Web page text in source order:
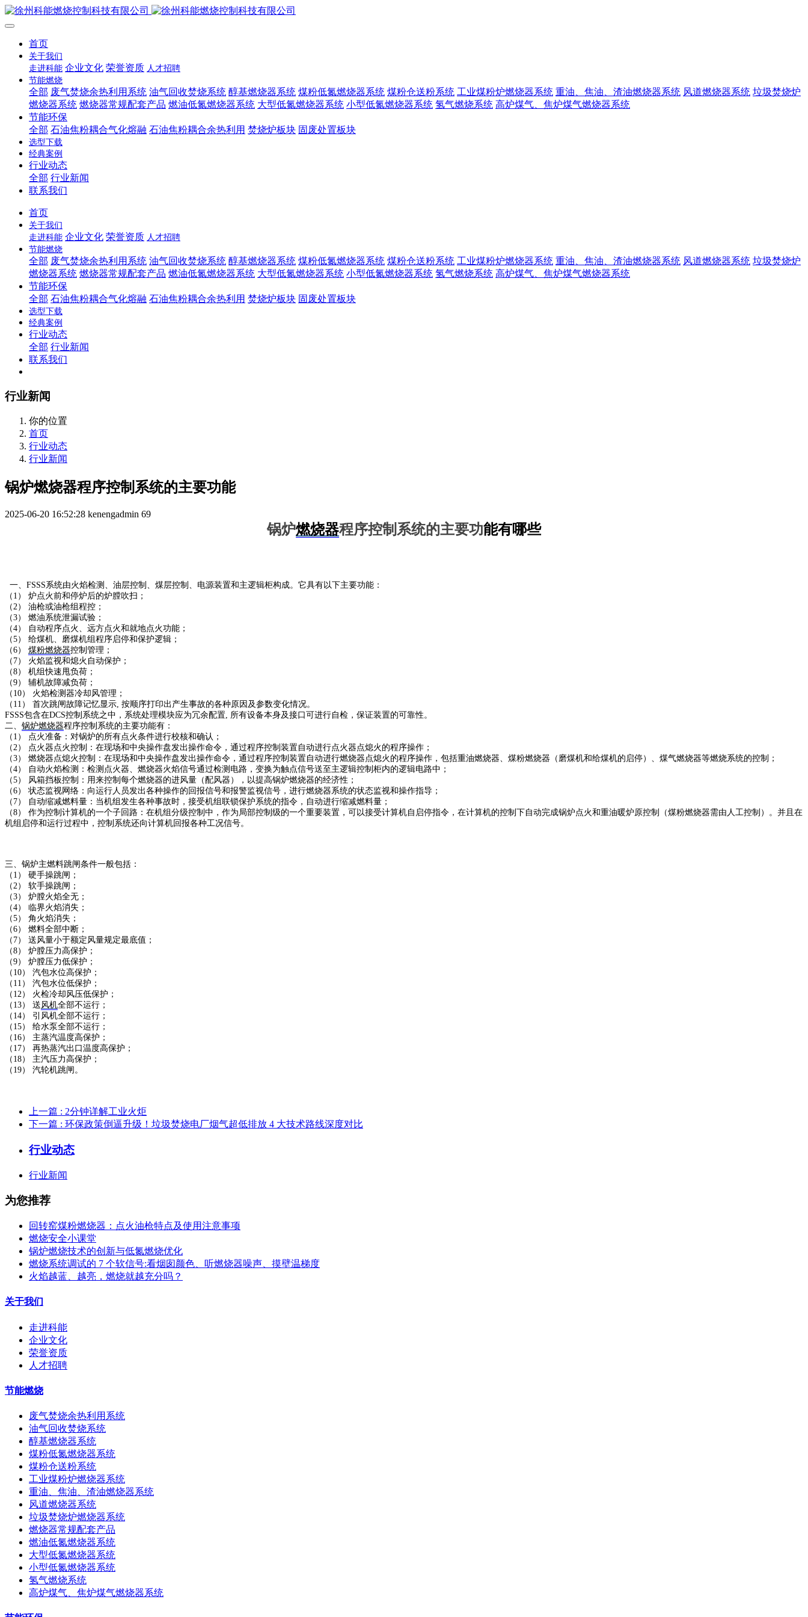
首页
关于我们
走进科能 企业文化 荣誉资质 人才招聘
节能燃烧
全部 废气焚烧余热利用系统 油气回收焚烧系统 醇基燃烧器系统 煤粉低氮燃烧器系统 煤粉仓送粉系统 工业煤粉炉燃烧器系统 重油、焦油、渣油燃烧器系统 风道燃烧器系统 垃圾焚烧炉
燃烧器系统 燃烧器常规配套产品 燃油低氮燃烧器系统 大型低氮燃烧器系统 小型低氮燃烧器系统 氢气燃烧系统 高炉煤气、焦炉煤气燃烧器系统
节能环保
全部 石油焦粉耦合气化熔融 石油焦粉耦合余热利用 焚烧炉板块 固废处置板块
选型下载
经典案例
行业动态
全部 行业新闻
联系我们
首页
关于我们
走进科能 企业文化 荣誉资质 人才招聘
节能燃烧
全部 废气焚烧余热利用系统 油气回收焚烧系统 醇基燃烧器系统 煤粉低氮燃烧器系统 煤粉仓送粉系统 工业煤粉炉燃烧器系统 重油、焦油、渣油燃烧器系统 风道燃烧器系统 垃圾焚烧炉
燃烧器系统 燃烧器常规配套产品 燃油低氮燃烧器系统 大型低氮燃烧器系统 小型低氮燃烧器系统 氢气燃烧系统 高炉煤气、焦炉煤气燃烧器系统
节能环保
全部 石油焦粉耦合气化熔融 石油焦粉耦合余热利用 焚烧炉板块 固废处置板块
选型下载
经典案例
行业动态
全部 行业新闻
联系我们
行业新闻
你的位置
首页
行业动态
行业新闻
锅炉燃烧器程序控制系统的主要功能
2025-06-20 16:52:28 kenengadmin 69
锅炉燃烧器程序控制系统的主要功能有哪些
一、FSSS系统由火焰检测、油层控制、煤层控制、电源装置和主逻辑柜构成。它具有以下主要功能：
（1） 炉点火前和停炉后的炉膛吹扫；
（2） 油枪或油枪组程控；
（3） 燃油系统泄漏试验；
（4） 自动程序点火、远方点火和就地点火功能；
（5） 给煤机、磨煤机组程序启停和保护逻辑；
（6） 煤粉燃烧器控制管理；
（7） 火焰监视和熄火自动保护；
（8） 机组快速甩负荷；
（9） 辅机故障减负荷；
（10） 火焰检测器冷却风管理；
（11） 首次跳闸故障记忆显示, 按顺序打印出产生事故的各种原因及参数变化情况。
FSSS包含在DCS控制系统之中，系统处理模块应为冗余配置, 所有设备本身及接口可进行自检，保证装置的可靠性。
二、 锅炉燃烧器程序控制系统的主要功能有：
（1） 点火准备：对锅炉的所有点火条件进行校核和确认；
（2） 点火器点火控制：在现场和中央操作盘发出操作命令，通过程序控制装置自动进行点火器点熄火的程序操作；
（3） 燃烧器点熄火控制：在现场和中央操作盘发出操作命令，通过程序控制装置自动进行燃烧器点熄火的程序操作，包括重油燃烧器、煤粉燃烧器（磨煤机和给煤机的启停）、煤气燃烧器等燃烧系统的控制；
（4） 自动火焰检测：检测点火器、燃烧器火焰信号通过检测电路，变换为触点信号送至主逻辑控制柜内的逻辑电路中；
（5） 风箱挡板控制：用来控制每个燃烧器的进风量（配风器），以提高锅炉燃烧器的经济性；
（6） 状态监视网络：向运行人员发出各种操作的回报信号和报警监视信号，进行燃烧器系统的状态监视和操作指导；
（7） 自动缩减燃料量：当机组发生各种事故时，接受机组联锁保护系统的指令，自动进行缩减燃料量；
（8） 作为控制计算机的一个子回路：在机组分级控制中，作为局部控制级的一个重要装置，可以接受计算机自启停指令，在计算机的控制下自动完成锅炉点火和重油暖炉原控制（煤粉燃烧器需由人工控制）。并且在
机组启停和运行过程中，控制系统还向计算机回报各种工况信号。
三、锅炉主燃料跳闸条件一般包括：
（1） 硬手操跳闸；
（2） 软手操跳闸；
（3） 炉膛火焰全无；
（4） 临界火焰消失；
（5） 角火焰消失；
（6） 燃料全部中断；
（7） 送风量小于额定风量规定最底值；
（8） 炉膛压力高保护；
（9） 炉膛压力低保护；
（10） 汽包水位高保护；
（11） 汽包水位低保护；
（12） 火检冷却风压低保护；
（13） 送风机全部不运行；
（14） 引风机全部不运行；
（15） 给水泵全部不运行；
（16） 主蒸汽温度高保护；
（17） 再热蒸汽出口温度高保护；
（18） 主汽压力高保护；
（19） 汽轮机跳闸。
上一篇 : 2分钟详解工业火炬
下一篇 : 环保政策倒逼升级！垃圾焚烧电厂烟气超低排放 4 大技术路线深度对比
行业动态
行业新闻
为您推荐
回转窑煤粉燃烧器：点火油枪特点及使用注意事项
燃烧安全小课堂
锅炉燃烧技术的创新与低氮燃烧优化
燃烧系统调试的 7 个软信号:看烟囱颜色、听燃烧器噪声、摸壁温梯度
火焰越蓝、越亮，燃烧就越充分吗？
关于我们
走进科能
企业文化
荣誉资质
人才招聘
节能燃烧
废气焚烧余热利用系统
油气回收焚烧系统
醇基燃烧器系统
煤粉低氮燃烧器系统
煤粉仓送粉系统
工业煤粉炉燃烧器系统
重油、焦油、渣油燃烧器系统
风道燃烧器系统
垃圾焚烧炉燃烧器系统
燃烧器常规配套产品
燃油低氮燃烧器系统
大型低氮燃烧器系统
小型低氮燃烧器系统
氢气燃烧系统
高炉煤气、焦炉煤气燃烧器系统